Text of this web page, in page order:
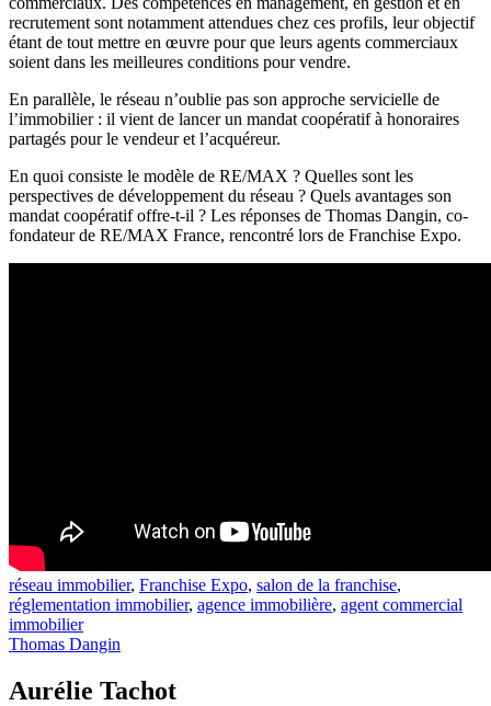
recrutement sont notamment attendues chez ces profils, leur objectif
étant de tout mettre en œuvre pour que leurs agents commerciaux
soient dans les meilleures conditions pour vendre.
En parallèle, le réseau n’oublie pas son approche servicielle de
l’immobilier : il vient de lancer un mandat coopératif à honoraires
partagés pour le vendeur et l’acquéreur.
En quoi consiste le modèle de RE/MAX ? Quelles sont les
perspectives de développement du réseau ? Quels avantages son
mandat coopératif offre-t-il ? Les réponses de Thomas Dangin, co-
fondateur de RE/MAX France, rencontré lors de Franchise Expo.
réseau immobilier, Franchise Expo, salon de la franchise,
réglementation immobilier, agence immobilière, agent commercial
immobilier
Thomas Dangin
Aurélie Tachot